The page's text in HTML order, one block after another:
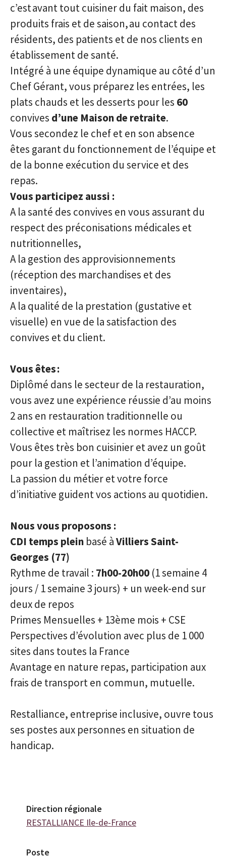
c’est avant tout cuisiner du fait maison, des
produits frais et de saison, au contact des
résidents, des patients et de nos clients en
établissement de santé.
Intégré à une équipe dynamique au côté d’un
Chef Gérant, vous préparez les entrées, les
plats chauds et les desserts pour les 60
convives d’une Maison de retraite.
Vous secondez le chef et en son absence
êtes garant du fonctionnement de l’équipe et
de la bonne exécution du service et des
repas.
Vous participez aussi :
A la santé des convives en vous assurant du
respect des préconisations médicales et
nutritionnelles,
A la gestion des approvisionnements
(réception des marchandises et des
inventaires),
A la qualité de la prestation (gustative et
visuelle) en vue de la satisfaction des
convives et du client.
Vous êtes :
Diplômé dans le secteur de la restauration,
vous avez une expérience réussie d’au moins
2 ans en restauration traditionnelle ou
collective et maîtrisez les normes HACCP.
Vous êtes très bon cuisinier et avez un goût
pour la gestion et l’animation d’équipe.
La passion du métier et votre force
d’initiative guident vos actions au quotidien.
Nous vous proposons :
CDI temps plein basé àVilliers Saint-
Georges (77)
Rythme de travail : 7h00-20h00 (1 semaine 4
jours / 1 semaine 3 jours) + un week-end sur
deux de repos
Primes Mensuelles + 13ème mois + CSE
Perspectives d’évolution avec plus de 1 000
sites dans toutes la France
Avantage en nature repas, participation aux
frais de transport en commun, mutuelle.
Restalliance, entreprise inclusive, ouvre tous
ses postes aux personnes en situation de
handicap.
Direction régionale
RESTALLIANCE Ile-de-France
Poste